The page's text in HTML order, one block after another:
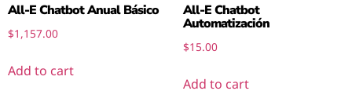
All-E Chatbot Anual Básico
$1,157.00
Add to cart
All-E Chatbot
Automatización
$15.00
Add to cart